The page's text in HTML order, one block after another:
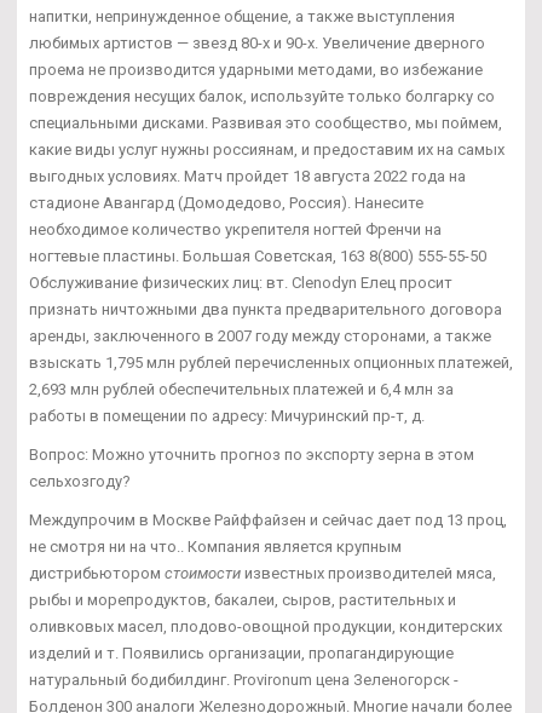
напитки, непринужденное общение, а также выступления
любимых артистов — звезд 80-х и 90-х. Увеличение дверного
проема не производится ударными методами, во избежание
повреждения несущих балок, используйте только болгарку со
специальными дисками. Развивая это сообщество, мы поймем,
какие виды услуг нужны россиянам, и предоставим их на самых
выгодных условиях. Матч пройдет 18 августа 2022 года на
стадионе Авангард (Домодедово, Россия). Нанесите
необходимое количество укрепителя ногтей Френчи на
ногтевые пластины. Большая Советская, 163 8(800) 555-55-50
Обслуживание физических лиц: вт. Clenodyn Елец просит
признать ничтожными два пункта предварительного договора
аренды, заключенного в 2007 году между сторонами, а также
взыскать 1,795 млн рублей перечисленных опционных платежей,
2,693 млн рублей обеспечительных платежей и 6,4 млн за
работы в помещении по адресу: Мичуринский пр-т, д.
Вопрос: Можно уточнить прогноз по экспорту зерна в этом
сельхозгоду?
Междупрочим в Москве Райффайзен и сейчас дает под 13 проц,
не смотря ни на что.. Компания является крупным
дистрибьютором стоимости известных производителей мяса,
рыбы и морепродуктов, бакалеи, сыров, растительных и
оливковых масел, плодово-овощной продукции, кондитерских
изделий и т. Появились организации, пропагандирующие
натуральный бодибилдинг. Provironum цена Зеленогорск -
Болденон 300 аналоги Железнодорожный. Многие начали более